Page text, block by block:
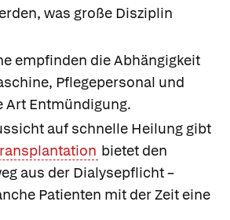
was große Disziplin
empfinden die Abhängigkeit
Pflegepersonal und
Art Entmündigung.
auf schnelle Heilung gibt
bietet den
aus der Dialysepflicht –
Patienten mit der Zeit eine